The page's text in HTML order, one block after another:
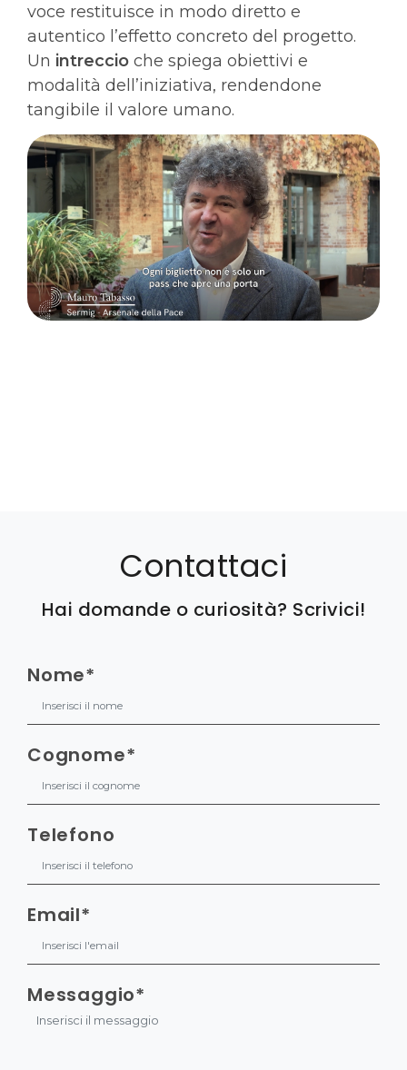
voce restituisce in modo diretto e
autentico l’effetto concreto del progetto.
Un intreccio che spiega obiettivi e
modalità dell’iniziativa, rendendone
tangibile il valore umano.
Contattaci
Hai domande o curiosità? Scrivici!
Nome*
Cognome*
Telefono
Email*
Messaggio*